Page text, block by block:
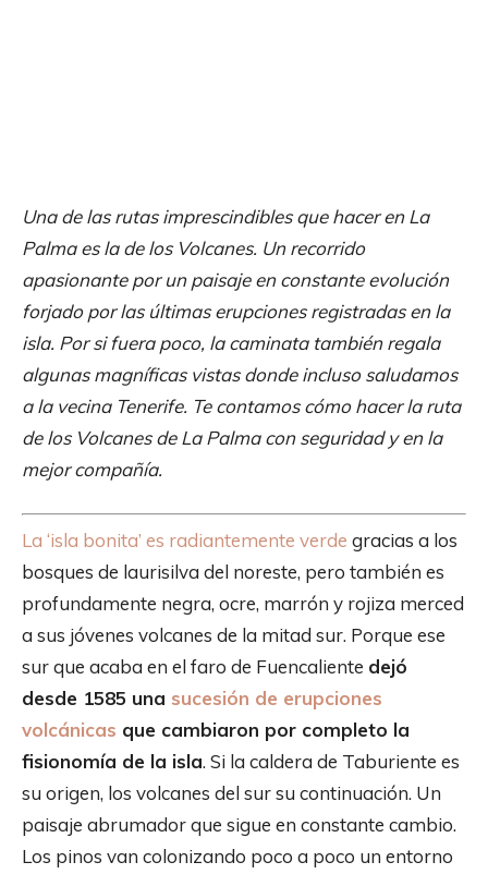
Una de las rutas imprescindibles que hacer en La
Palma es la de los Volcanes. Un recorrido
apasionante por un paisaje en constante evolución
forjado por las últimas erupciones registradas en la
isla. Por si fuera poco, la caminata también regala
algunas magníficas vistas donde incluso saludamos
a la vecina Tenerife. Te contamos cómo hacer la ruta
de los Volcanes de La Palma con seguridad y en la
mejor compañía.
La ‘isla bonita’ es radiantemente verde gracias a los
bosques de laurisilva del noreste, pero también es
profundamente negra, ocre, marrón y rojiza merced
a sus jóvenes volcanes de la mitad sur. Porque ese
sur que acaba en el faro de Fuencaliente dejó
desde 1585 una sucesión de erupciones
volcánicas que cambiaron por completo la
fisionomía de la isla. Si la caldera de Taburiente es
su origen, los volcanes del sur su continuación. Un
paisaje abrumador que sigue en constante cambio.
Los pinos van colonizando poco a poco un entorno